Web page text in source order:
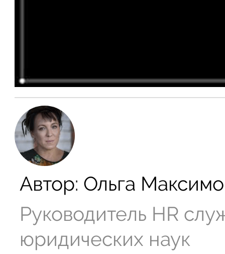
Автор: Ольга
Руководитель HR
юридических наук